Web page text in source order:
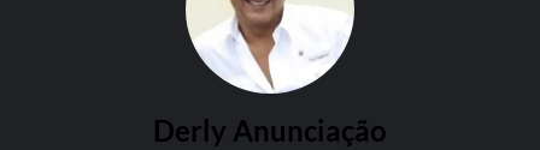
Derly Anunciação